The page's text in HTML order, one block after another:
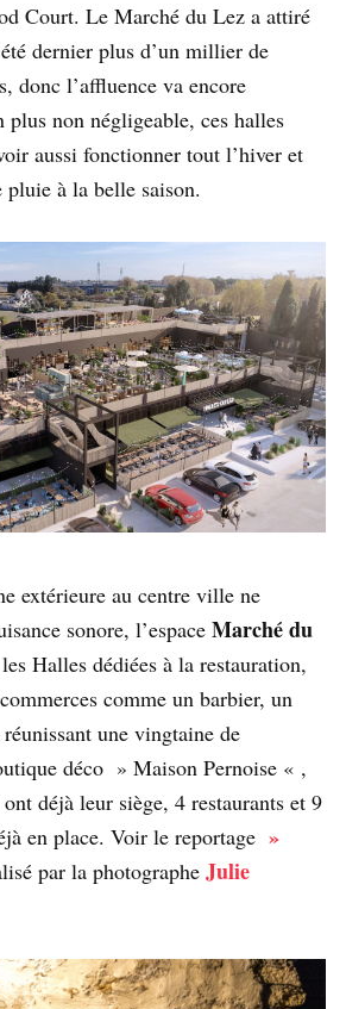
Court. Le Marché du Lez a attiré
dernier plus d’un millier de
donc l’affluence va encore
plus non négligeable, ces halles
aussi fonctionner tout l’hiver et
pluie à la belle saison.
extérieure au centre ville ne
sonore, l’espace Marché du
Halles dédiées à la restauration,
comme un barbier, un
une vingtaine de
déco » Maison Pernoise « ,
déjà leur siège, 4 restaurants et 9
en place. Voir le reportage »
par la photographe Julie